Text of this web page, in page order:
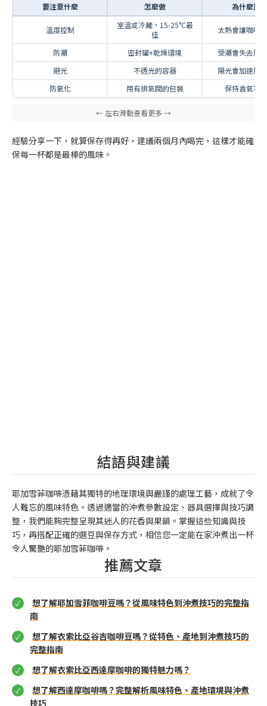
要注意什麼 怎麼做 為什麼重要
溫度控制
室溫或冷藏，15-25°C最
佳
太熱會讓咖啡
防潮 密封罐+乾燥環境
受潮會失去原
避光
不透光的容器
陽光會加速風
防氧化
用有排氣閥的包裝 保持香氣不
經驗分享一下，就算保存得再好，建議兩個月內喝完，這樣才能確
保每一杯都是最棒的風味。
結語與建議
耶加雪菲咖啡憑藉其獨特的地理環境與嚴謹的處理工藝，成就了令
人難忘的風味特色。透過適當的沖煮參數設定、器具選擇與技巧調
整，我們能夠完整呈現其迷人的花香與果韻。掌握這些知識與技
巧，再搭配正確的選豆與保存方式，相信您一定能在家沖煮出一杯
令人驚艷的耶加雪菲咖啡。
推薦文章
想了解耶加雪菲咖啡豆嗎？從風味特色到沖煮技巧的完整指
南
想了解衣索比亞谷吉咖啡豆嗎？從特色、產地到沖煮技巧的
完整指南
想了解衣索比亞西達摩咖啡的獨特魅力嗎？
想了解西達摩咖啡嗎？完整解析風味特色、產地環境與沖煮
技巧